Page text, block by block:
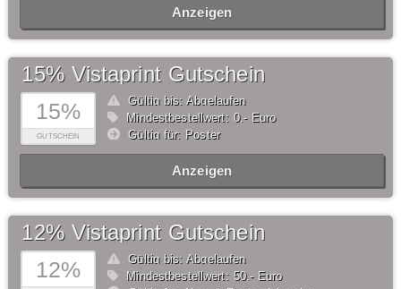
Anzeigen
15%
GUTSCHEIN
15% Vistaprint Gutschein
Gültig bis: Abgelaufen
Mindestbestellwert: 0,- Euro
Gültig für: Poster
Anzeigen
12%
12% Vistaprint Gutschein
Gültig bis: Abgelaufen
Mindestbestellwert: 50,- Euro